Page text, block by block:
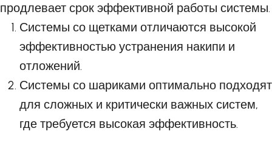
продлевает срок эффективной работы системы.
Системы со щетками отличаются высокой
эффективностью устранения накипи и
отложений.
Системы со шариками оптимально подходят
для сложных и критически важных систем,
где требуется высокая эффективность.